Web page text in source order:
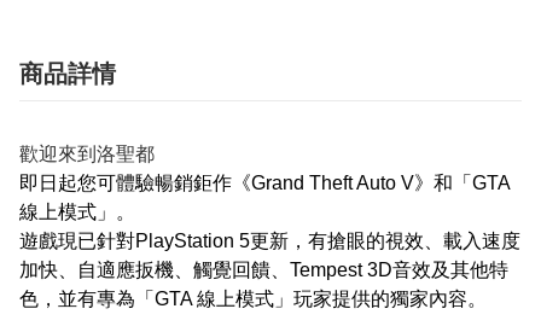
商品詳情
歡迎來到洛聖都
即日起您可體驗暢銷鉅作《Grand Theft Auto V》和「GTA
線上模式」。
遊戲現已針對PlayStation 5更新，有搶眼的視效、載入速度
加快、自適應扳機、觸覺回饋、Tempest 3D音效及其他特
色，並有專為「GTA 線上模式」玩家提供的獨家內容。